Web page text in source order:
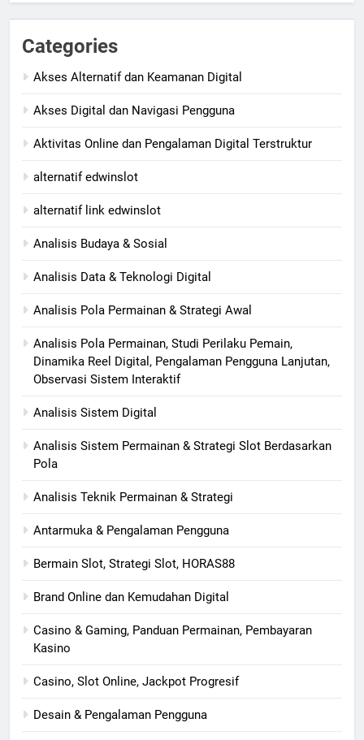
Categories
Akses Alternatif dan Keamanan Digital
Akses Digital dan Navigasi Pengguna
Aktivitas Online dan Pengalaman Digital Terstruktur
alternatif edwinslot
alternatif link edwinslot
Analisis Budaya & Sosial
Analisis Data & Teknologi Digital
Analisis Pola Permainan & Strategi Awal
Analisis Pola Permainan, Studi Perilaku Pemain,
Dinamika Reel Digital, Pengalaman Pengguna Lanjutan,
Observasi Sistem Interaktif
Analisis Sistem Digital
Analisis Sistem Permainan & Strategi Slot Berdasarkan
Pola
Analisis Teknik Permainan & Strategi
Antarmuka & Pengalaman Pengguna
Bermain Slot, Strategi Slot, HORAS88
Brand Online dan Kemudahan Digital
Casino & Gaming, Panduan Permainan, Pembayaran
Kasino
Casino, Slot Online, Jackpot Progresif
Desain & Pengalaman Pengguna